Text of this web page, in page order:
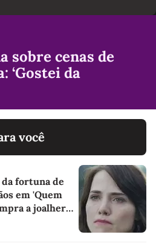
sobre cenas de
‘Gostei da
você
fortuna de
em 'Quem
a joalheria